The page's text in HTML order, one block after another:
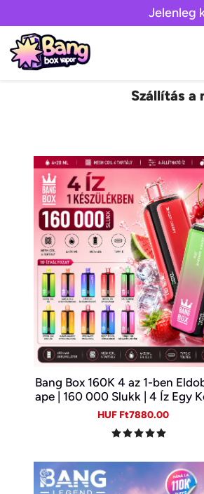
Jelenleg
Szállítás a
Bang Box 160K 4 az 1-ben
ape | 160 000 Slukk | 4 Íz Egy
ben | Type-C | 0–5%
Sale
HUF Ft7880.00